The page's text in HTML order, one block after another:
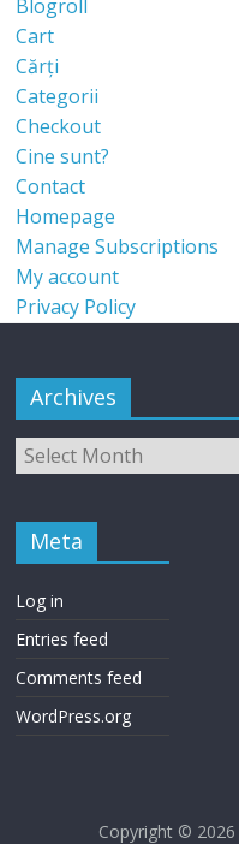
Blogroll
Cart
Cărți
Categorii
Checkout
Cine sunt?
Contact
Homepage
Manage Subscriptions
My account
Privacy Policy
Archives
Meta
Log in
Entries feed
Comments feed
WordPress.org
Copyright © 2026